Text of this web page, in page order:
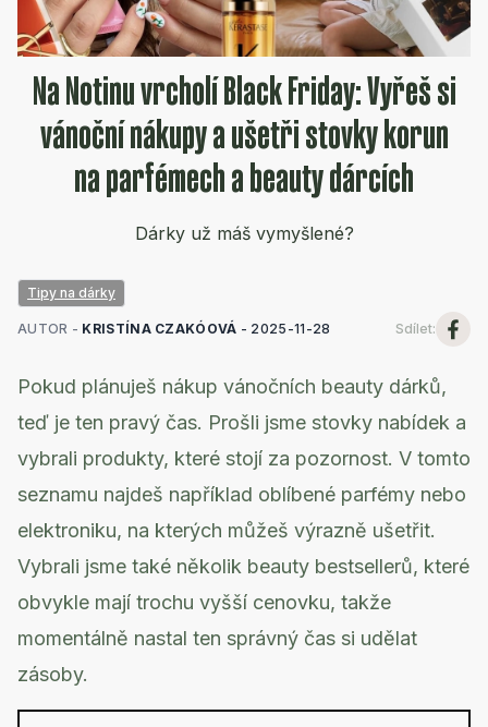
Na Notinu vrcholí Black Friday: Vyřeš si
vánoční nákupy a ušetři stovky korun
na parfémech a beauty dárcích
Dárky už máš vymyšlené?
Tipy na dárky
AUTOR - KRISTÍNA CZAKÓOVÁ - 2025-11-28 Sdílet:
Pokud plánuješ nákup vánočních beauty dárků,
teď je ten pravý čas. Prošli jsme stovky nabídek a
vybrali produkty, které stojí za pozornost. V tomto
seznamu najdeš například oblíbené parfémy nebo
elektroniku, na kterých můžeš výrazně ušetřit.
Vybrali jsme také několik beauty bestsellerů, které
obvykle mají trochu vyšší cenovku, takže
momentálně nastal ten správný čas si udělat
zásoby.